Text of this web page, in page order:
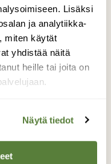
Lisäksi
ja analytiikka-
miten käytät
yhdistää näitä
heille tai joita on
Näytä tiedot